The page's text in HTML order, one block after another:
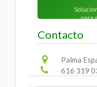
Contacto
Palma
616 319